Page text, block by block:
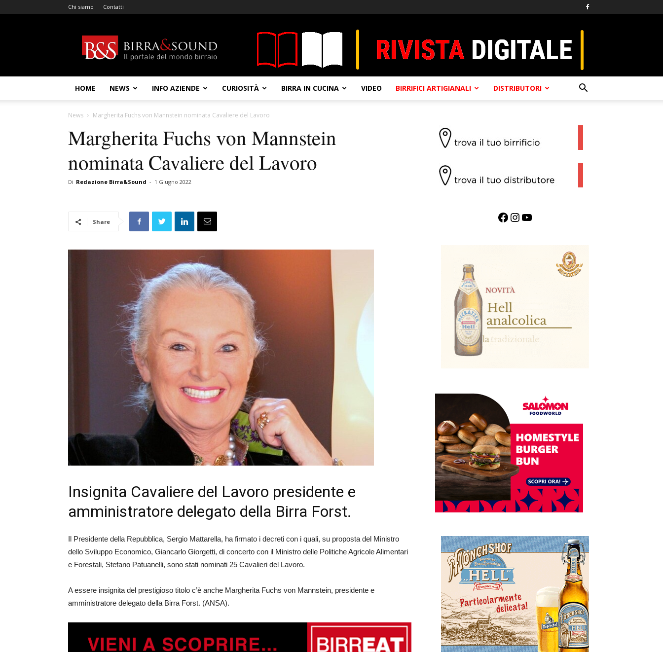
Chi siamo Contatti
&
Sound
HOME NEWS INFO AZIENDE CURIOSITÀ BIRRA IN CUCINA VIDEO BIRRIFICI ARTIGIANALI DISTRIBUTORI
News Margherita Fuchs von Mannstein nominata Cavaliere del Lavoro
Margherita Fuchs von Mannstein
nominata Cavaliere del Lavoro
Di Redazione Birra&Sound - 1 Giugno 2022
Share
Insignita Cavaliere del Lavoro presidente e
amministratore delegato della Birra Forst.
Il Presidente della Repubblica, Sergio Mattarella, ha firmato i decreti con i quali, su proposta del Ministro
dello Sviluppo Economico, Giancarlo Giorgetti, di concerto con il Ministro delle Politiche Agricole Alimentari
e Forestali, Stefano Patuanelli, sono stati nominati 25 Cavalieri del Lavoro.
A essere insignita del prestigioso titolo c’è anche Margherita Fuchs von Mannstein, presidente e
amministratore delegato della Birra Forst. (ANSA).
Facebook InstagramYouTube